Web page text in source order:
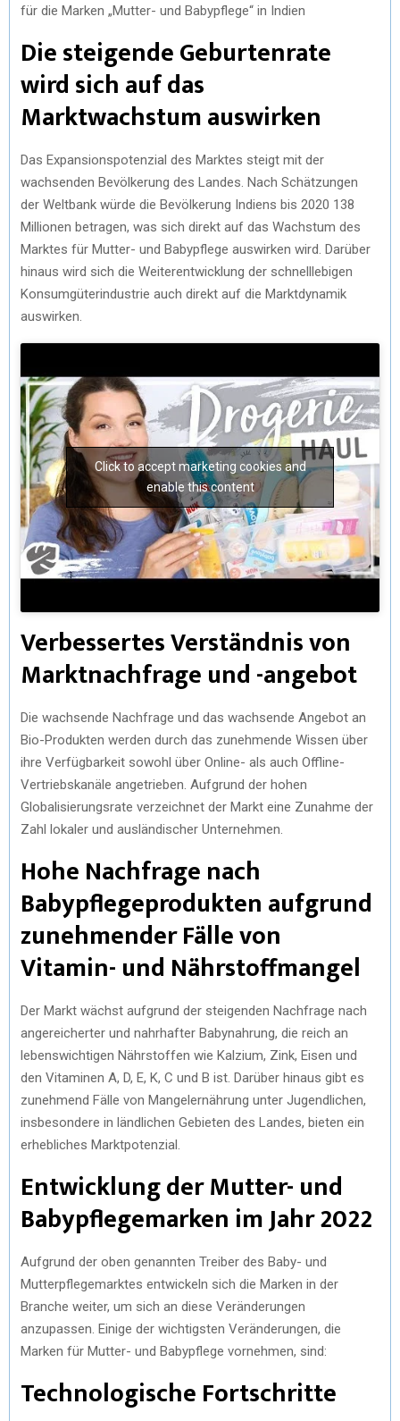
für die Marken „Mutter- und Babypflege“ in Indien
Die steigende Geburtenrate
wird sich auf das
Marktwachstum auswirken
Das Expansionspotenzial des Marktes steigt mit der
wachsenden Bevölkerung des Landes. Nach Schätzungen
der Weltbank würde die Bevölkerung Indiens bis 2020 138
Millionen betragen, was sich direkt auf das Wachstum des
Marktes für Mutter- und Babypflege auswirken wird. Darüber
hinaus wird sich die Weiterentwicklung der schnelllebigen
Konsumgüterindustrie auch direkt auf die Marktdynamik
auswirken.
Click to accept marketing cookies and
enable this content
Verbessertes Verständnis von
Marktnachfrage und -angebot
Die wachsende Nachfrage und das wachsende Angebot an
Bio-Produkten werden durch das zunehmende Wissen über
ihre Verfügbarkeit sowohl über Online- als auch Offline-
Vertriebskanäle angetrieben. Aufgrund der hohen
Globalisierungsrate verzeichnet der Markt eine Zunahme der
Zahl lokaler und ausländischer Unternehmen.
Hohe Nachfrage nach
Babypflegeprodukten aufgrund
zunehmender Fälle von
Vitamin- und Nährstoffmangel
Der Markt wächst aufgrund der steigenden Nachfrage nach
angereicherter und nahrhafter Babynahrung, die reich an
lebenswichtigen Nährstoffen wie Kalzium, Zink, Eisen und
den Vitaminen A, D, E, K, C und B ist. Darüber hinaus gibt es
zunehmend Fälle von Mangelernährung unter Jugendlichen,
insbesondere in ländlichen Gebieten des Landes, bieten ein
erhebliches Marktpotenzial.
Entwicklung der Mutter- und
Babypflegemarken im Jahr 2022
Aufgrund der oben genannten Treiber des Baby- und
Mutterpflegemarktes entwickeln sich die Marken in der
Branche weiter, um sich an diese Veränderungen
anzupassen. Einige der wichtigsten Veränderungen, die
Marken für Mutter- und Babypflege vornehmen, sind:
Technologische Fortschritte